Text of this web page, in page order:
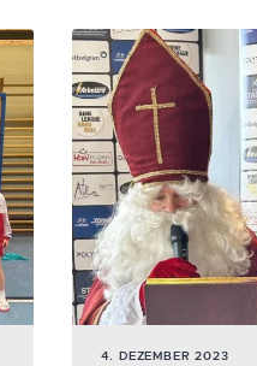
4. DEZEMBER 2023